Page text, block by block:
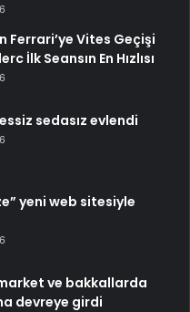
Ferrari’ye Vites Geçişi
İlk Seansın En Hızlısı
sedasız evlendi
yeni web sitesiyle
ve bakkallarda
devreye girdi